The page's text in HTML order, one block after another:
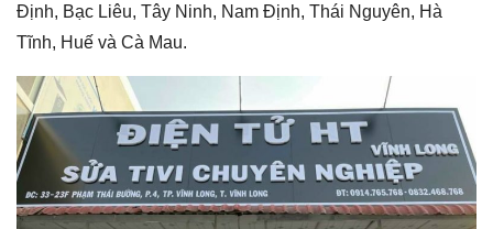
Định, Bạc Liêu, Tây Ninh, Nam Định, Thái Nguyên, Hà
Tĩnh, Huế và Cà Mau.